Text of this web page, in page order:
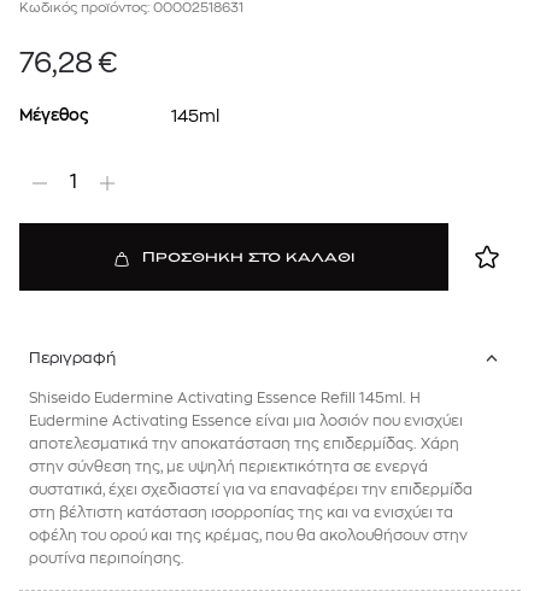
Κωδικός προϊόντος: 00002518631
76,28 €
Μέγεθος 145ml
1
ΠΡΟΣΘΗΚΗ ΣΤΟ ΚΑΛΑΘΙ
Περιγραφή
Shiseido Eudermine Activating Essence Refill 145ml. Η
Eudermine Activating Essence είναι μια λοσιόν που ενισχύει
αποτελεσματικά την αποκατάσταση της επιδερμίδας. Χάρη
στην σύνθεση της, με υψηλή περιεκτικότητα σε ενεργά
συστατικά, έχει σχεδιαστεί για να επαναφέρει την επιδερμίδα
στη βέλτιστη κατάσταση ισορροπίας της και να ενισχύει τα
οφέλη του ορού και της κρέμας, που θα ακολουθήσουν στην
ρουτίνα περιποίησης.